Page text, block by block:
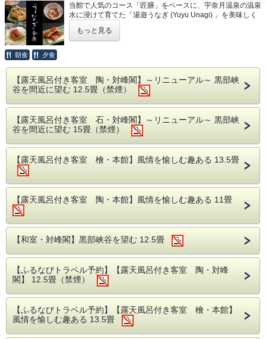
当館で人気のコース「匠膳」をベースに、宇奈月温泉の温泉
水に浸けて育てた「湯遊うなぎ (Yuyu Unagi) 」を美味しく
身を柔らかくさせ、より美味しくさせた宇奈月温泉の新ご当
地グルメです。
お鍋はふんわりとした触感で特製お出汁との相性が良く
うなぎの油がお野菜の旨味を引き立てます。
その他、炊合せや蒲焼きもお楽しみください。
滋養豊富な「うなぎ」は夏バテ防止にもつながり、体を元気
をぜひご堪能ください。
【献立一例】
割鮮 本日の割鮮 煎り酒を添えて
凌ぎ 湯遊うなぎ素麺
別皿 白海老造り
強肴 富山県産水蛸 梅肉酢
焼物 湯遊うなぎ源平焼き
食事 富山のコシヒカリ
もっと見る
朝食 夕食
【露天風呂付き客室 陶・対峰閣】～リニューアル～ 黒部峡
谷を間近に望む 12.5畳（禁煙）
【露天風呂付き客室 石・対峰閣】～リニューアル～ 黒部峡
谷を間近に望む 15畳（禁煙）
【露天風呂付き客室 檜・本館】風情を愉しむ趣ある 13.5畳
【露天風呂付き客室 陶・本館】風情を愉しむ趣ある 11畳
【和室・対峰閣】黒部峡谷を望む 12.5畳
【ふるなびトラベル予約】【露天風呂付き客室 陶・対峰
閣】 12.5畳（禁煙）
【ふるなびトラベル予約】【露天風呂付き客室 檜・本館】
風情を愉しむ趣ある 13.5畳